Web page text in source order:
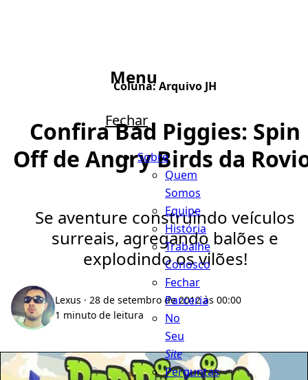
Menu
Fechar
Sobre
Quem
Somos
Equipe
História
Trabalhe
Conosco
Fechar
Parceria
No
Seu
Site
Perguntas
Coluna:Arquivo JH
Confira Bad Piggies: Spin
Off de Angry Birds da
Se aventure construindo veículos
surreais, agregando balões e
explodindo os vilões!
Lexus · 28 de setembro de 2012 às 00:00
1 minuto de leitura